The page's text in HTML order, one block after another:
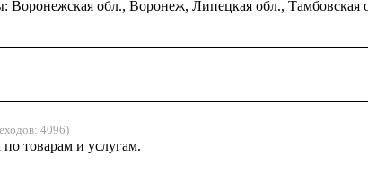
обл., Воронеж, Липецкая обл., Тамбовская
4096)
товарам и услугам.